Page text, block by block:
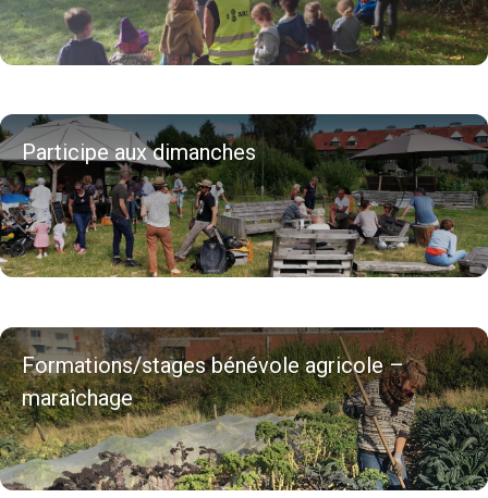
Participe aux dimanches
Formations/stages bénévole agricole –
maraîchage